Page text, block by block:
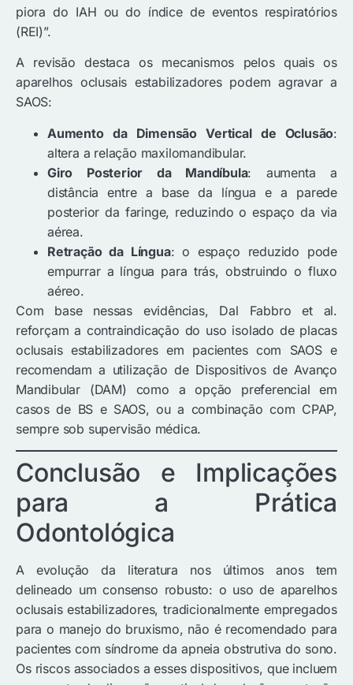
piora do IAH ou do índice de eventos respiratórios
(REI)”.
A revisão destaca os mecanismos pelos quais os
aparelhos oclusais estabilizadores podem agravar a
SAOS:
Aumento da Dimensão Vertical de Oclusão:
altera a relação maxilomandibular.
Giro Posterior da Mandíbula: aumenta a
distância entre a base da língua e a parede
posterior da faringe, reduzindo o espaço da via
aérea.
Retração da Língua: o espaço reduzido pode
empurrar a língua para trás, obstruindo o fluxo
aéreo.
Com base nessas evidências, Dal Fabbro et al.
reforçam a contraindicação do uso isolado de placas
oclusais estabilizadores em pacientes com SAOS e
recomendam a utilização de Dispositivos de Avanço
Mandibular (DAM) como a opção preferencial em
casos de BS e SAOS, ou a combinação com CPAP,
sempre sob supervisão médica.
Conclusão e Implicações
para a Prática
Odontológica
A evolução da literatura nos últimos anos tem
delineado um consenso robusto: o uso de aparelhos
oclusais estabilizadores, tradicionalmente empregados
para o manejo do bruxismo, não é recomendado para
pacientes com síndrome da apneia obstrutiva do sono.
Os riscos associados a esses dispositivos, que incluem